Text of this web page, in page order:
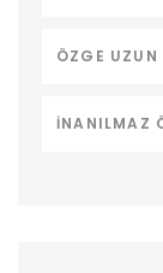
ÖZGE UZUN
İNANILMAZ